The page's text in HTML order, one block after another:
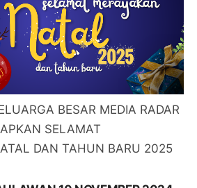
BESAR MEDIA RADAR
SELAMAT
DAN TAHUN BARU 2025